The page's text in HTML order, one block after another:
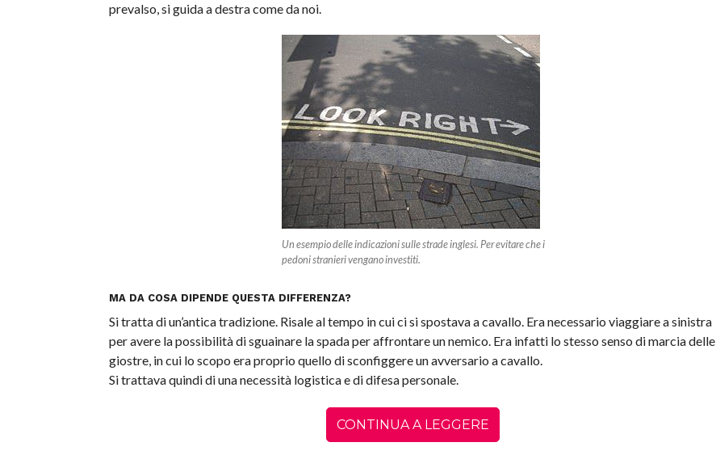
prevalso, si guida a destra come da noi.
Un esempio delle indicazioni sulle strade inglesi. Per evitare che i
pedoni stranieri vengano investiti.
MA DA COSA DIPENDE QUESTA DIFFERENZA?
Si tratta di un’antica tradizione. Risale al tempo in cui ci si spostava a cavallo. Era necessario viaggiare a sinistra
per avere la possibilità di sguainare la spada per affrontare un nemico. Era infatti lo stesso senso di marcia delle
giostre, in cui lo scopo era proprio quello di sconfiggere un avversario a cavallo.
Si trattava quindi di una necessità logistica e di difesa personale.
CONTINUA A LEGGERE